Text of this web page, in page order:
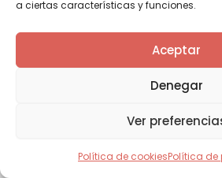
a ciertas características y funciones.
Aceptar
Denegar
Ver
Política de cookiesPolítica
la Bahía de
Una tarde entre Pedro